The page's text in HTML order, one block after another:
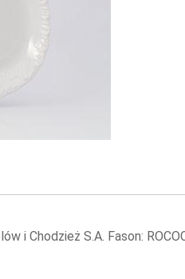
i Chodzież S.A. Fason: